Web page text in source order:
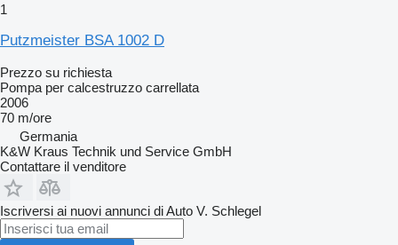
1
Putzmeister BSA 1002 D
Prezzo su richiesta
Pompa per calcestruzzo carrellata
2006
70 m/ore
Germania
K&W Kraus Technik und Service GmbH
Contattare il venditore
Iscriversi ai nuovi annunci di Auto V. Schlegel